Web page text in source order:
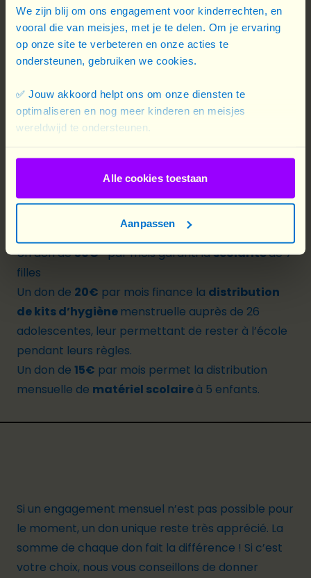
We zijn blij om ons engagement voor kinderrechten, en
vooral die van meisjes, met je te delen. Om je ervaring
op onze site te verbeteren en onze acties te
ondersteunen, gebruiken we cookies.
✅ Jouw akkoord helpt ons om onze diensten te
optimaliseren en nog meer kinderen en meisjes
wereldwijd te ondersteunen.
Alle cookies toestaan
Aanpassen
3. Comment donner en respectant mon
budget ?
Une fois que l’on a décidé de s’engager à faire un
Beaucoup de personnes souhaitent donner mais
ne s’y retrouve pas entre leur budget et les
différentes formules. De plus, l’inflation est une
réalité qui touche tous les foyers. C’est pourquoi
nous vous proposons quelques exemples concrets
pour vous aider à choisir le montant qui vous
de soutenir durablement les droits des filles.
Un don de30€*par mois garanti lascolaritéde 7
filles
Un don de 20€ par mois finance la distribution
de kits d’hygiène menstruelle auprès de 26
adolescentes, leur permettant de rester à l’école
pendant leurs règles.
Un don de 15€ par mois permet la distribution
mensuelle de matériel scolaireà 5 enfants.
Si un engagement mensuel n’est pas possible pour
le moment, un don unique reste très apprécié. La
somme de chaque don fait la différence ! Si c’est
votre choix, nous vous conseillons de donner